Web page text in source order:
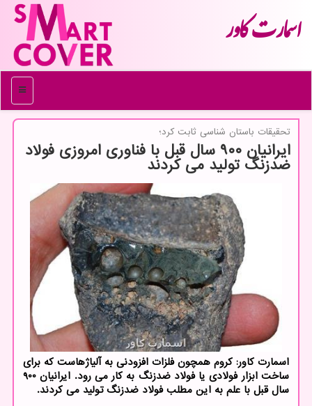
اسمارت كاور
منو
تحقیقات باستان شناسی ثابت كرد؛
ایرانیان ۹۰۰ سال قبل با فناوری امروزی فولاد
ضدزنگ تولید می كردند
اسمارت كاور: كروم همچون فلزات افزودنی به آلیاژهاست كه برای
ساخت ابزار فولادی یا فولاد ضدزنگ به كار می رود. ایرانیان 900
سال قبل با علم به این مطلب فولاد ضدزنگ تولید می كردند.